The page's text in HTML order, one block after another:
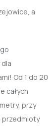
a
Od 1 do 20
całych
przy
przedmioty